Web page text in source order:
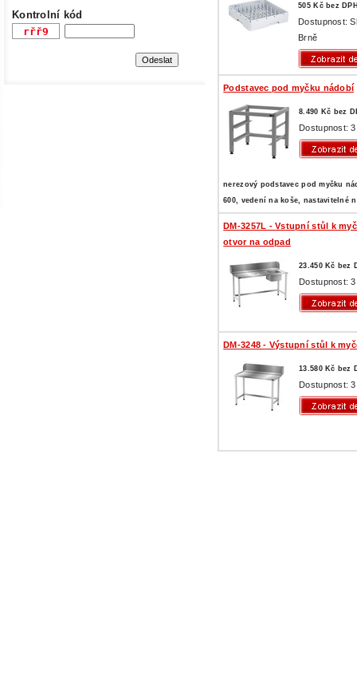
Kontrolní kód
505 Kč bez
Dostupnost:
Brně
Podstavec pod myčku nádobí
8.490 Kč bez
Dostupnost:
nerezový podstavec pod myčku
600, vedení na koše, nastavitelné
DM-3257L - Vstupní stůl k
otvor na odpad
23.450 Kč bez
Dostupnost:
DM-3248 - Výstupní stůl k
13.580 Kč bez
Dostupnost: